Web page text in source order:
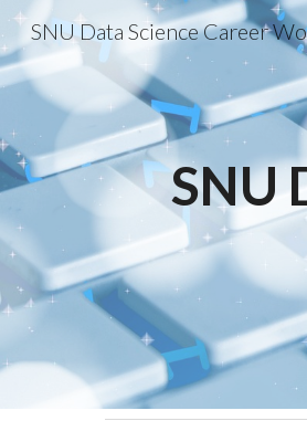
SNU Data Science Career
SNU